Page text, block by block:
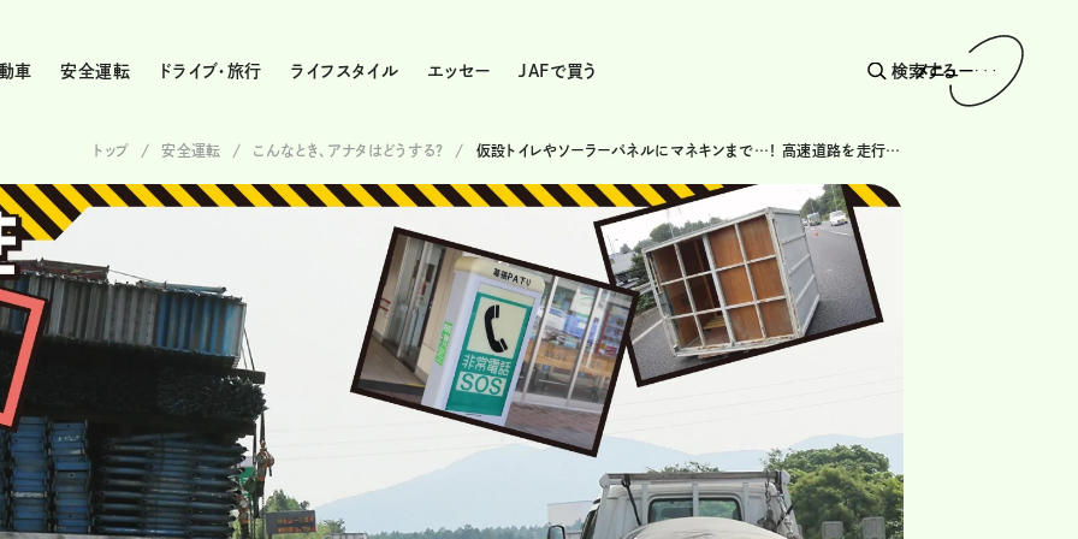
車 安全運転 ドライブ・旅行 ライフスタイル エッセー JAFで買う 検索する
メニュー
トップ 安全運転 こんなとき、アナタはどうする？ 仮設トイレやソーラーパネルにマネキンまで…！ 高速道路を走行中に落下物に遭遇したときは、どうする!?